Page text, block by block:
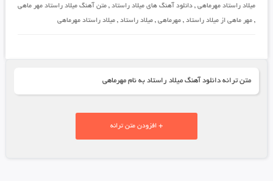
میلاد راستاد مهرماهی, دانلود آهنگ های میلاد راستاد,متن آهنگ میلاد راستاد مهر ماهی
, مهر ماهی از میلاد راستاد, مهرماهی, میلاد راستاد, میلاد راستاد مهرماهی
متن ترانه دانلود آهنگ میلاد راستاد به نام مهرماهی
+ افزودن متن ترانه